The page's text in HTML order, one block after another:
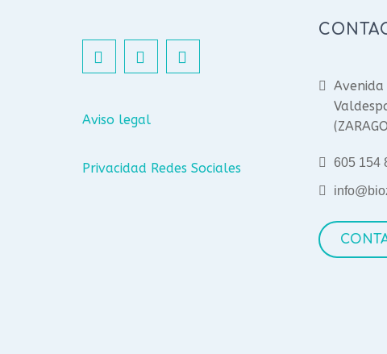
Aviso legal
Privacidad Redes Sociales 605 154